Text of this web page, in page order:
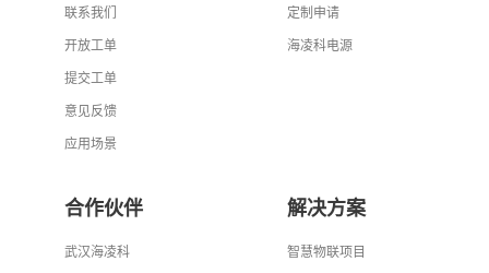
联系我们
开放工单
提交工单
意见反馈
应用场景
定制申请
海凌科电源
合作伙伴
武汉海凌科
解决方案
智慧物联项目